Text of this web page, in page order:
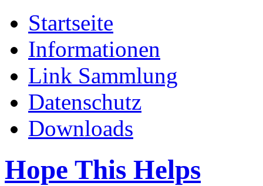
Startseite
Informationen
Link Sammlung
Datenschutz
Downloads
Hope This Helps